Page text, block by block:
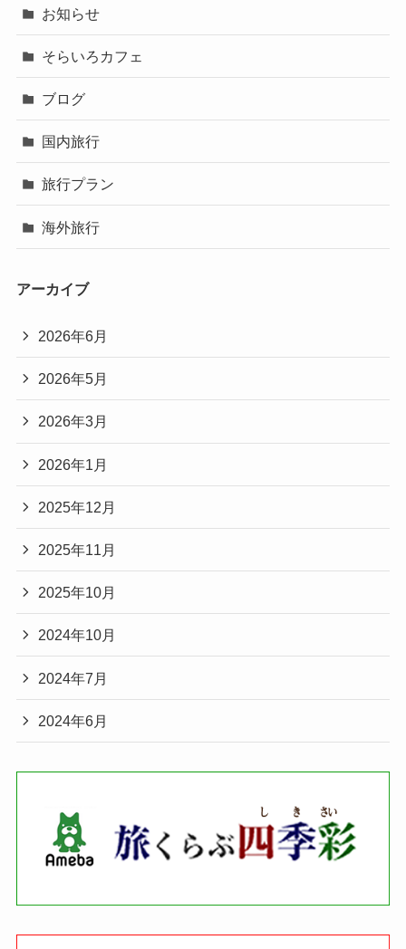
お知らせ
そらいろカフェ
ブログ
国内旅行
旅行プラン
海外旅行
アーカイブ
2026年6月
2026年5月
2026年3月
2026年1月
2025年12月
2025年11月
2025年10月
2024年10月
2024年7月
2024年6月